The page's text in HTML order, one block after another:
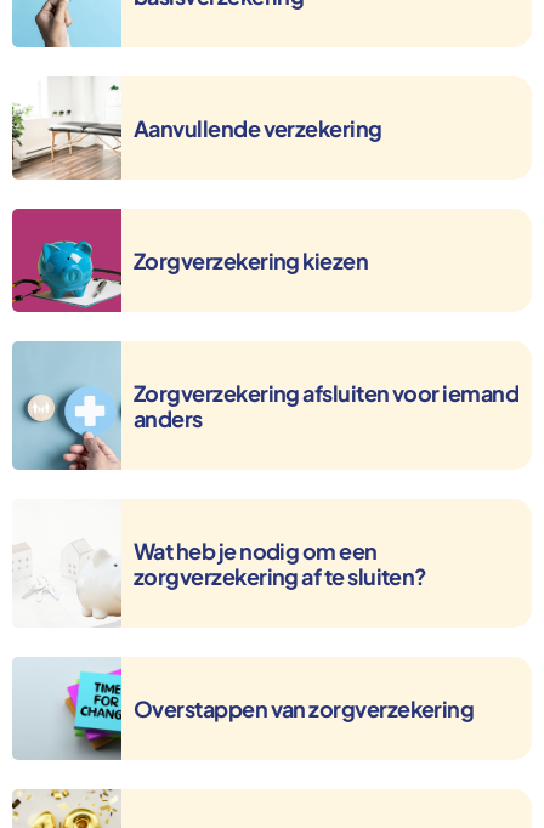
Aanvullende verzekering
Aanvullende verzekering
Zorgverzekering kiezen
Zorgverzekering afsluiten voor iemand
anders
Wat heb je nodig om een
zorgverzekering af te sluiten?
Overstappen van zorgverzekering
Overstappen van zorgverzekering
18 jaar en zorgverzekering